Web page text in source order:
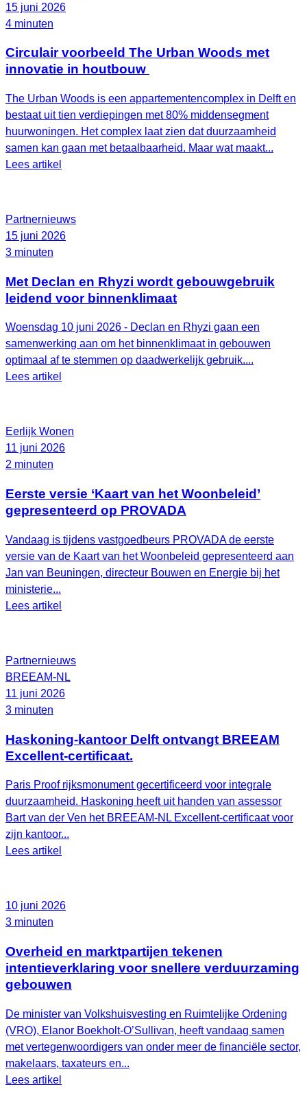
15 juni 2026
4 minuten
Circulair voorbeeld The Urban Woods met
innovatie in houtbouw
The Urban Woods is een appartementencomplex in Delft en
bestaat uit tien verdiepingen met 80% middensegment
huurwoningen. Het complex laat zien dat duurzaamheid
samen kan gaan met betaalbaarheid. Maar wat maakt...
Lees artikel
Partnernieuws
15 juni 2026
3 minuten
Met Declan en Rhyzi wordt gebouwgebruik
leidend voor binnenklimaat
Woensdag 10 juni 2026 - Declan en Rhyzi gaan een
samenwerking aan om het binnenklimaat in gebouwen
optimaal af te stemmen op daadwerkelijk gebruik....
Lees artikel
Eerlijk Wonen
11 juni 2026
2 minuten
Eerste versie ‘Kaart van het Woonbeleid’
gepresenteerd op PROVADA
Vandaag is tijdens vastgoedbeurs PROVADA de eerste
versie van de Kaart van het Woonbeleid gepresenteerd aan
Jan van Beuningen, directeur Bouwen en Energie bij het
ministerie...
Lees artikel
Partnernieuws
BREEAM-NL
11 juni 2026
3 minuten
Haskoning-kantoor Delft ontvangt BREEAM
Excellent-certificaat.
Paris Proof rijksmonument gecertificeerd voor integrale
duurzaamheid. Haskoning heeft uit handen van assessor
Bart van der Ven het BREEAM‑NL Excellent‑certificaat voor
zijn kantoor...
Lees artikel
10 juni 2026
3 minuten
Overheid en marktpartijen tekenen
intentieverklaring voor snellere verduurzaming
gebouwen
De minister van Volkshuisvesting en Ruimtelijke Ordening
(VRO), Elanor Boekholt‑O’Sullivan, heeft vandaag samen
met vertegenwoordigers van onder meer de financiële sector,
makelaars, taxateurs en...
Lees artikel